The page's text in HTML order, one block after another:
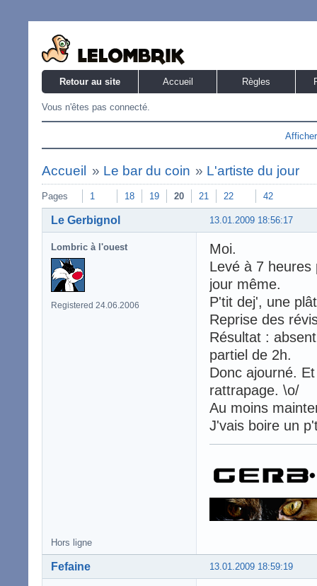
Retour au site Accueil Règles
Vous n'êtes pas connecté.
Accueil » Le bar du coin » L'artiste du jour
Pages 1 18 19 20 21 22 42
13.01.2009 18:56:17
Le Gerbignol
Lombric à l'ouest
Registered 24.06.2006
Moi.
Levé à 7 heures
jour même.
P'tit dej', une
Reprise des
Résultat :
partiel de 2h.
Donc ajourné.
rattrapage. \o/
Au moins
J'vais boire un
Hors ligne
13.01.2009 18:59:19
Fefaine